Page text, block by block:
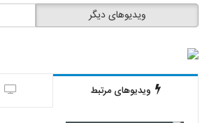
ویدیوهای دیگر
ویدیوهای مرتبط